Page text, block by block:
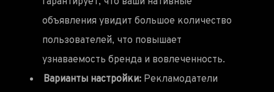
объявления увидит большое количество
пользователей, что повышает
узнаваемость бренда и вовлеченность.
Варианты настройки: Рекламодатели